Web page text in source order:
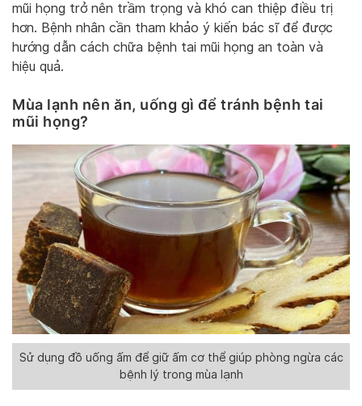
mũi họng trở nên trầm trọng và khó can thiệp điều trị
hơn. Bệnh nhân cần tham khảo ý kiến bác sĩ để được
hướng dẫn cách chữa bệnh tai mũi họng an toàn và
hiệu quả.
Mùa lạnh nên ăn, uống gì để tránh bệnh tai
mũi họng?
Sử dụng đồ uống ấm để giữ ấm cơ thể giúp phòng ngừa các
bệnh lý trong mùa lạnh